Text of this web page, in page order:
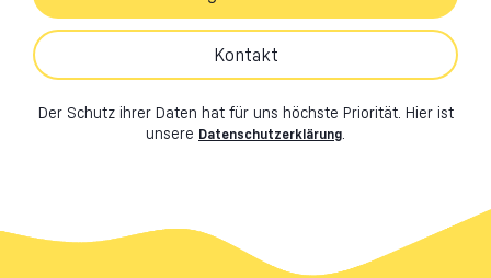
Kontakt
Der Schutz ihrer Daten hat für uns höchste Priorität. Hier ist
unsere Datenschutzerklärung